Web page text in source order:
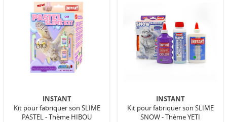
INSTANT
Kit pour fabriquer son SLIME
PASTEL - Thème HIBOU
INSTANT
Kit pour fabriquer son SLIME
SNOW - Thème YETI